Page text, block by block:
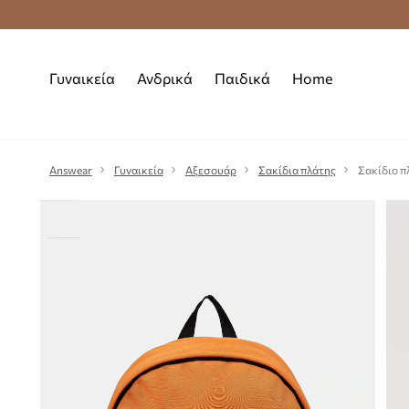
Δωρεάν
Γυναικεία Ανδρικά Παιδικά Home
Answear Γυναικεία Αξεσουάρ Σακίδια πλάτης Σακίδιο